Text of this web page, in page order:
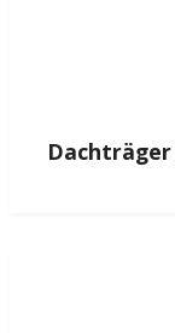
Dachträger